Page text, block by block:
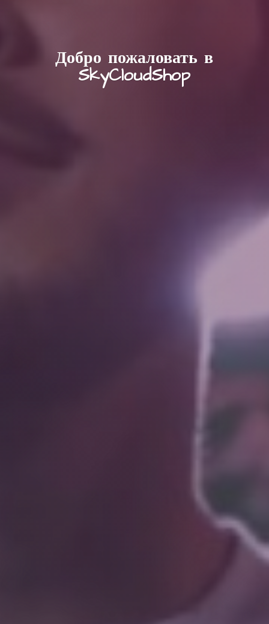
Добро пожаловать в
SkyCloudShop